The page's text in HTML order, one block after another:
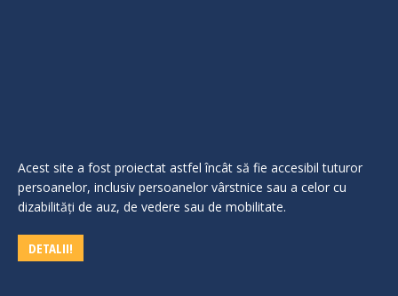
Acest site a fost proiectat astfel încât să fie accesibil tuturor
persoanelor, inclusiv persoanelor vârstnice sau a celor cu
dizabilităţi de auz, de vedere sau de mobilitate.
DETALII!